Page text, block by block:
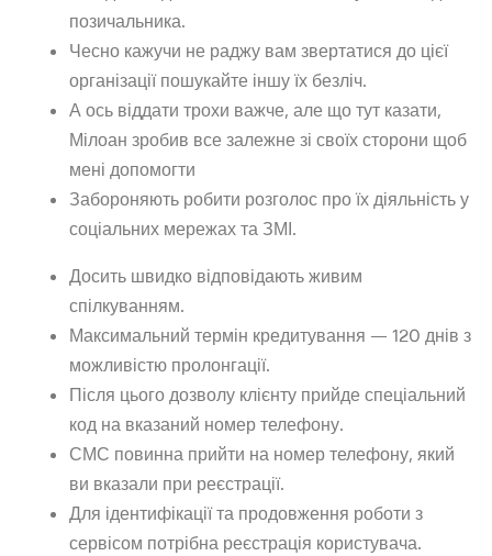
позичальника.
Чесно кажучи не раджу вам звертатися до цієї
організації пошукайте іншу їх безліч.
А ось віддати трохи важче, але що тут казати,
Мілоан зробив все залежне зі своїх сторони щоб
мені допомогти
Забороняють робити розголос про їх діяльність у
соціальних мережах та ЗМІ.
Досить швидко відповідають живим
спілкуванням.
Максимальний термін кредитування — 120 днів з
можливістю пролонгації.
Після цього дозволу клієнту прийде спеціальний
код на вказаний номер телефону.
СМС повинна прийти на номер телефону, який
ви вказали при реєстрації.
Для ідентифікації та продовження роботи з
сервісом потрібна реєстрація користувача.